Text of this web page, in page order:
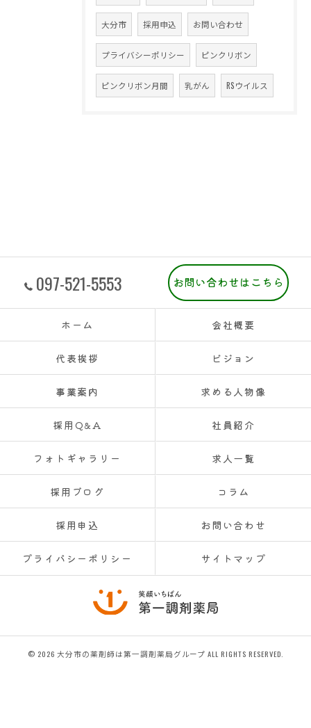
大分市 採用申込 お問い合わせ
プライバシーポリシー ピンクリボン
ピンクリボン月間 乳がん RSウイルス
097-521-5553 お問い合わせはこちら
ホーム 会社概要
代表挨拶 ビジョン
事業案内 求める人物像
採用Q&A 社員紹介
フォトギャラリー 求人一覧
採用ブログ コラム
採用申込 お問い合わせ
プライバシーポリシー サイトマップ
© 2026 大分市の薬剤師は第一調剤薬局グループ ALL RIGHTS RESERVED.